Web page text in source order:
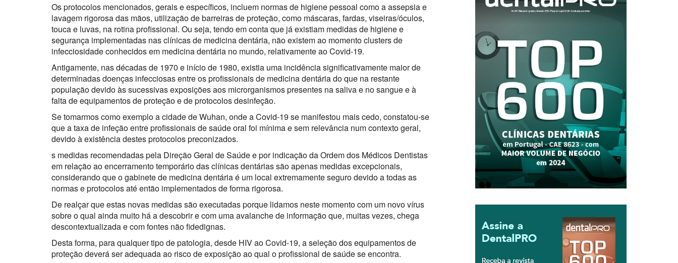
Os protocolos mencionados, gerais e específicos, incluem normas de higiene pessoal como a assepsia e
lavagem rigorosa das mãos, utilização de barreiras de proteção, como máscaras, fardas, viseiras/óculos,
touca e luvas, na rotina profissional. Ou seja, tendo em conta que já existiam medidas de higiene e
segurança implementadas nas clínicas de medicina dentária, não existem ao momento clusters de
infecciosidade conhecidos em medicina dentária no mundo, relativamente ao Covid-19.
Antigamente, nas décadas de 1970 e início de 1980, existia uma incidência significativamente maior de
determinadas doenças infecciosas entre os profissionais de medicina dentária do que na restante
população devido às sucessivas exposições aos microrganismos presentes na saliva e no sangue e à
falta de equipamentos de proteção e de protocolos desinfeção.
Se tomarmos como exemplo a cidade de Wuhan, onde a Covid-19 se manifestou mais cedo, constatou-se
que a taxa de infeção entre profissionais de saúde oral foi mínima e sem relevância num contexto geral,
devido à existência destes protocolos preconizados.
s medidas recomendadas pela Direção Geral de Saúde e por indicação da Ordem dos Médicos Dentistas
em relação ao encerramento temporário das clínicas dentárias são apenas medidas excepcionais,
considerando que o gabinete de medicina dentária é um local extremamente seguro devido a todas as
normas e protocolos até então implementados de forma rigorosa.
De realçar que estas novas medidas são executadas porque lidamos neste momento com um novo vírus
sobre o qual ainda muito há a descobrir e com uma avalanche de informação que, muitas vezes, chega
descontextualizada e com fontes não fidedignas.
Desta forma, para qualquer tipo de patologia, desde HIV ao Covid-19, a seleção dos equipamentos de
proteção deverá ser adequada ao risco de exposição ao qual o profissional de saúde se encontra.